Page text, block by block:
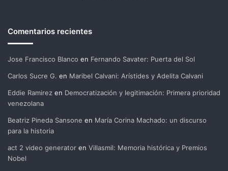
Comentarios recientes
Jose Francisco Blanco en Fernando Savater: Puerta del Sol
Carlos Sucre G. en Maribel Calvani: Arístides y Adelita Calvani
Eddie Ramirez en Democratización y legitimación: Primera prioridad
venezolana
Beatriz Pineda Sansone en María Corina Machado: un discurso
para la historia
act 2 video generator en Villasmil: Memoria histórica y Premios
Nobel